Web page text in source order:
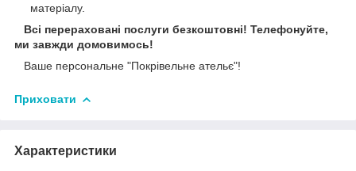
матеріалу.
Всі перераховані послуги безкоштовні! Телефонуйте,
ми завжди домовимось!
Ваше персональне "Покрівельне ательє"!
Приховати
Характеристики